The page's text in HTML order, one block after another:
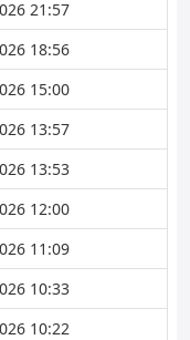
21:57
18:56
15:00
13:57
13:53
12:00
11:09
10:33
10:22